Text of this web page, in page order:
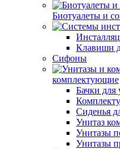
Биотуалеты и
Клавиши
Сифоны
комплектующие
Бачки для
Сиденья
Унитаз
Унитазы
Унитазы